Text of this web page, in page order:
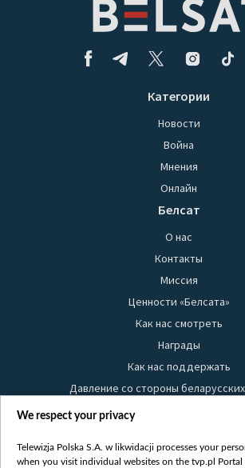
Категории
Новости
Война
Мнения
Онлайн
Белсат
О нас
Контакты
Миссия
Ценности «Белсата»
Как нас смотреть
Награды
Как нас поддержать
Давление со стороны
Правила использования
Безопасность
We respect your privacy
Telewizja Polska S.A. w likwidacji processes your
when you visit individual websites on the tvp.pl Portal